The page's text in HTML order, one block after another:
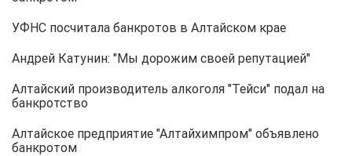
УФНС посчитала банкротов в Алтайском крае
Андрей Катунин: "Мы дорожим своей репутацией"
Алтайский производитель алкоголя "Тейси" подал на
банкротство
Алтайское предприятие "Алтайхимпром" объявлено
банкротом